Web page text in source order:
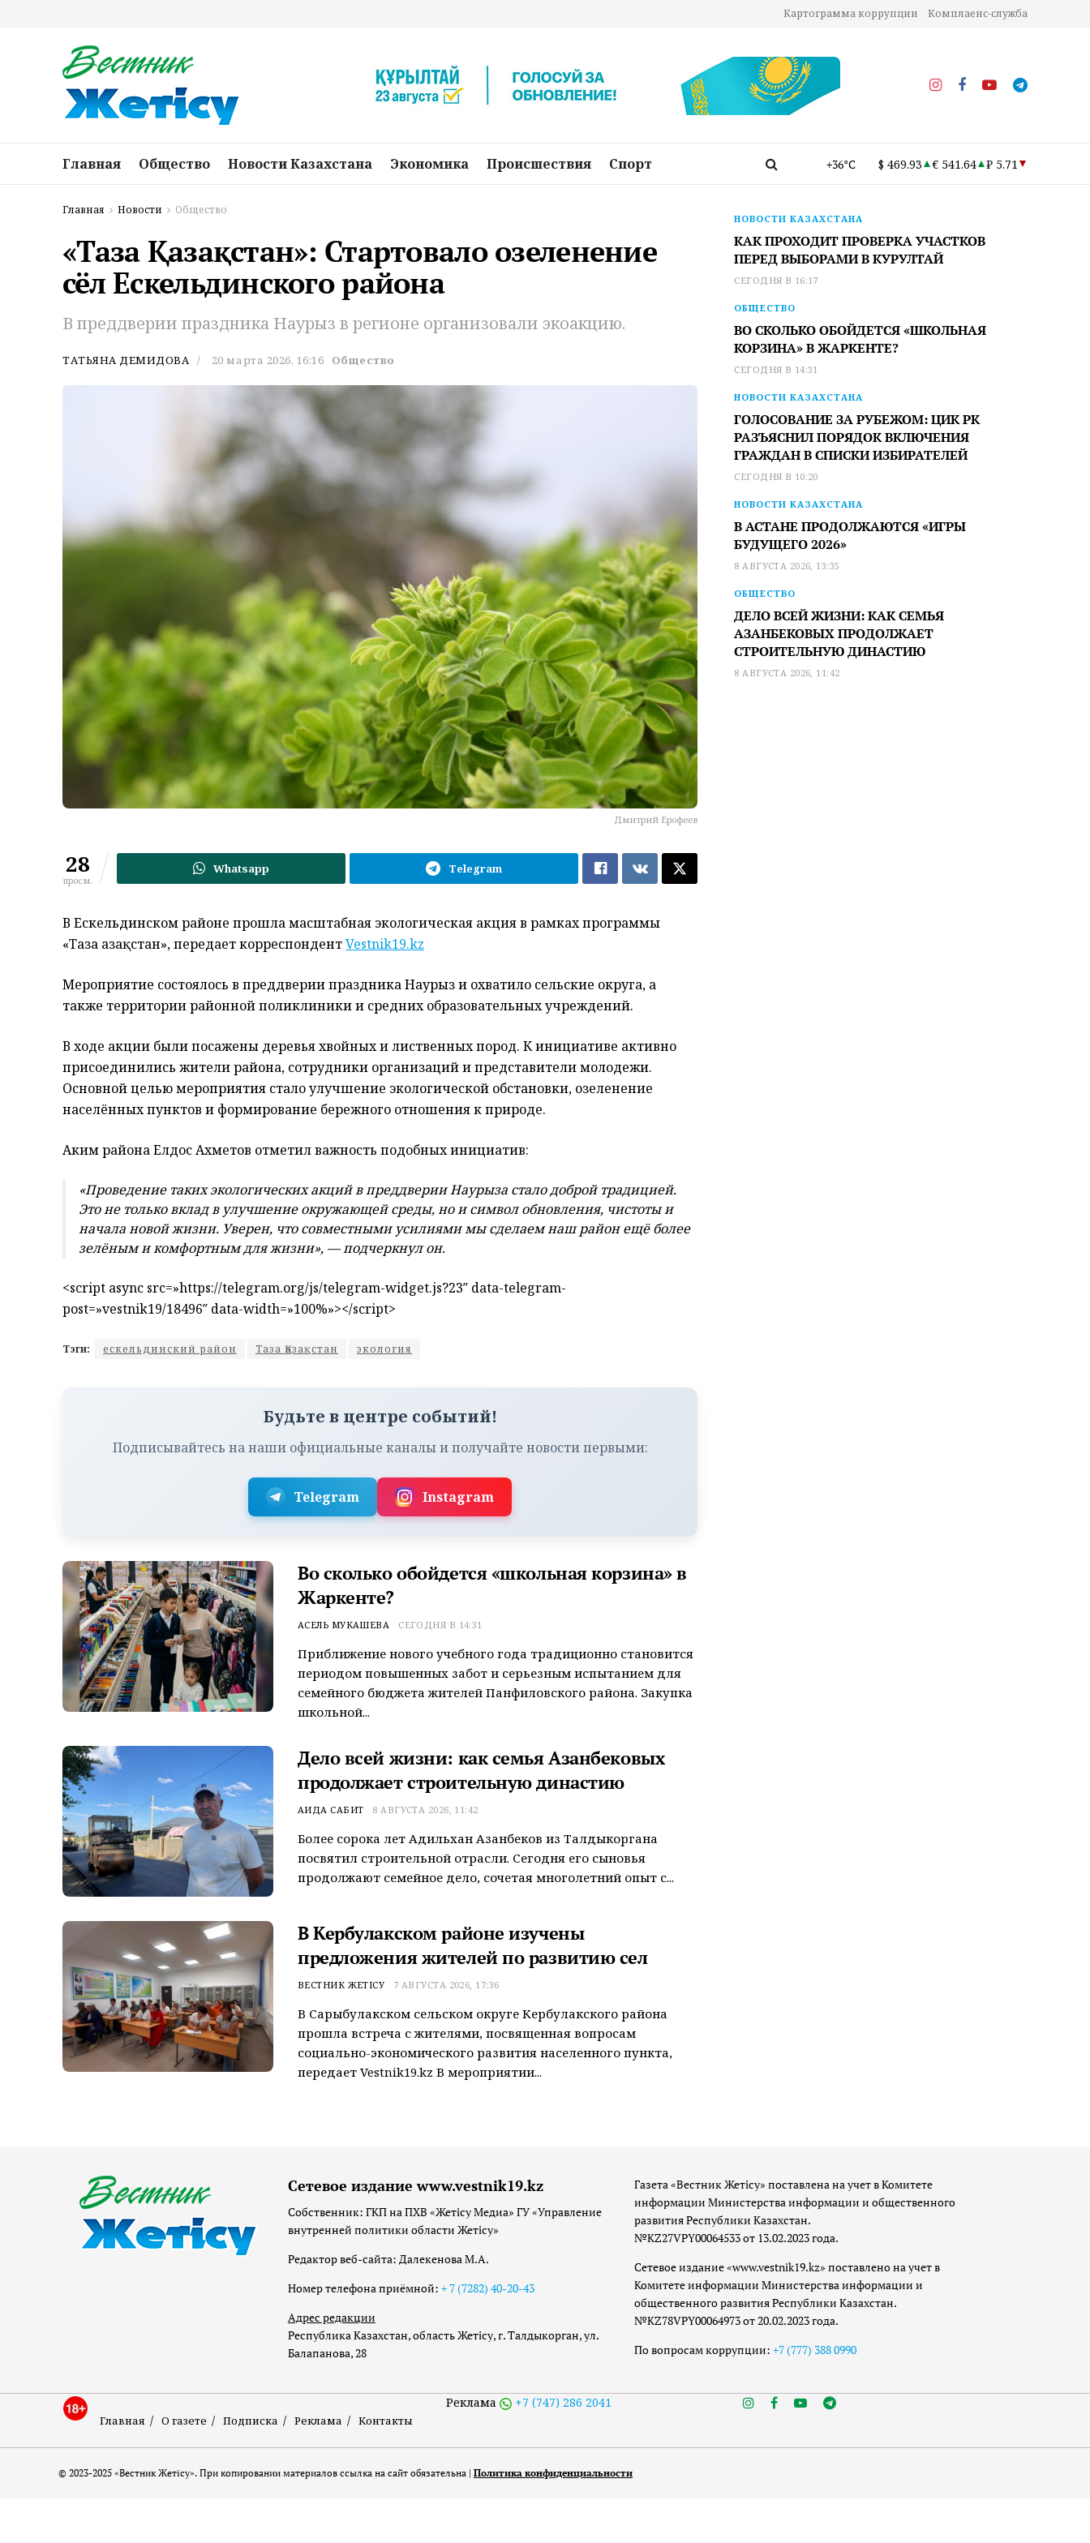
Картограмма коррупции Комплаенс-служба
Главная Общество Новости Казахстана Экономика Происшествия Спорт +36°C $ 469.93 € 541.64 ₽ 5.71
Главная Новости Общество
«Таза Қазақстан»: Стартовало озеленение
сёл Ескельдинского района
В преддверии праздника Наурыз в регионе организовали экоакцию.
ТАТЬЯНА ДЕМИДОВА 20 марта 2026, 16:16 Общество
Дмитрий Ерофеев
28
просм.
Whatsapp Telegram
В Ескельдинском районе прошла масштабная экологическая акция в рамках программы
«Таза Қазақстан», передает корреспондентVestnik19.kz
Мероприятие состоялось в преддверии праздника Наурыз и охватило сельские округа, а
также территории районной поликлиники и средних образовательных учреждений.
В ходе акции были посажены деревья хвойных и лиственных пород. К инициативе активно
присоединились жители района, сотрудники организаций и представители молодежи.
Основной целью мероприятия стало улучшение экологической обстановки, озеленение
населённых пунктов и формирование бережного отношения к природе.
Аким района Елдос Ахметов отметил важность подобных инициатив:
«Проведение таких экологических акций в преддверии Наурыза стало доброй традицией.
Это не только вклад в улучшение окружающей среды, но и символ обновления, чистоты и
начала новой жизни. Уверен, что совместными усилиями мы сделаем наш район ещё более
зелёным и комфортным для жизни», — подчеркнул он.
<script async src=»https://telegram.org/js/telegram-widget.js?23″ data-telegram-
post=»vestnik19/18496″ data-width=»100%»></script>
Тэги: ескельдинский район Таза Қазақстан экология
Будьте в центре событий!
Подписывайтесь на наши официальные каналы и получайте новости первыми:
Telegram Instagram
Во сколько обойдется «школьная корзина» в
Жаркенте?
АСЕЛЬ МУКАШЕВА СЕГОДНЯ В 14:31
Приближение нового учебного года традиционно становится
периодом повышенных забот и серьезным испытанием для
семейного бюджета жителей Панфиловского района. Закупка
школьной...
Дело всей жизни: как семья Азанбековых
продолжает строительную династию
АИДА САБИТ 8 АВГУСТА 2026, 11:42
Более сорока лет Адильхан Азанбеков из Талдыкоргана
посвятил строительной отрасли. Сегодня его сыновья
продолжают семейное дело, сочетая многолетний опыт с...
В Кербулакском районе изучены
предложения жителей по развитию сел
ВЕСТНИК ЖЕТІСУ 7 АВГУСТА 2026, 17:36
В Сарыбулакском сельском округе Кербулакского района
прошла встреча с жителями, посвященная вопросам
социально-экономического развития населенного пункта,
передает Vestnik19.kz В мероприятии...
НОВОСТИ КАЗАХСТАНА
КАК ПРОХОДИТ ПРОВЕРКА УЧАСТКОВ
ПЕРЕД ВЫБОРАМИ В КУРУЛТАЙ
СЕГОДНЯ В 16:17
ОБЩЕСТВО
ВО СКОЛЬКО ОБОЙДЕТСЯ «ШКОЛЬНАЯ
КОРЗИНА» В ЖАРКЕНТЕ?
СЕГОДНЯ В 14:31
НОВОСТИ КАЗАХСТАНА
ГОЛОСОВАНИЕ ЗА РУБЕЖОМ: ЦИК РК
РАЗЪЯСНИЛ ПОРЯДОК ВКЛЮЧЕНИЯ
ГРАЖДАН В СПИСКИ ИЗБИРАТЕЛЕЙ
СЕГОДНЯ В 10:20
НОВОСТИ КАЗАХСТАНА
В АСТАНЕ ПРОДОЛЖАЮТСЯ «ИГРЫ
БУДУЩЕГО 2026»
8 АВГУСТА 2026, 13:35
ОБЩЕСТВО
ДЕЛО ВСЕЙ ЖИЗНИ: КАК СЕМЬЯ
АЗАНБЕКОВЫХ ПРОДОЛЖАЕТ
СТРОИТЕЛЬНУЮ ДИНАСТИЮ
8 АВГУСТА 2026, 11:42
Сетевое издание www.vestnik19.kz
Собственник: ГКП на ПХВ «Жетісу Медиа» ГУ «Управление
внутренней политики области Жетісу»
Редактор веб-сайта: Далекенова М.А.
Номер телефона приёмной: + 7 (7282) 40-20-43
Адрес редакции
Республика Казахстан, область Жетісу, г. Талдыкорган, ул.
Балапанова, 28
Газета «Вестник Жетісу» поставлена на учет в Комитете
информации Министерства информации и общественного
развития Республики Казахстан.
№KZ27VPY00064533 от 13.02.2023 года.
Сетевое издание «www.vestnik19.kz» поставлено на учет в
Комитете информации Министерства информации и
общественного развития Республики Казахстан.
№KZ78VPY00064973 от 20.02.2023 года.
По вопросам коррупции: +7 (777) 388 0990
Главная О газете Подписка Реклама Контакты
Реклама +7 (747) 286 2041
© 2023-2025 «Вестник Жетісу». При копировании материалов ссылка на сайт обязательна | Политика конфиденциальности